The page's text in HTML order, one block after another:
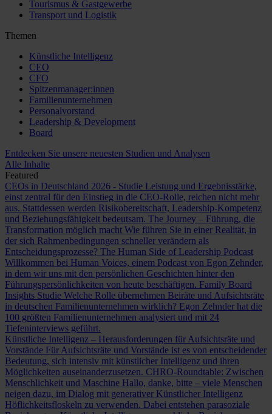
Tourismus & Gastgewerbe
Transport und Logistik
Themen
Künstliche Intelligenz
CEO
CFO
Spitzenmanager:innen
Familienunternehmen
Personalvorstand
Leadership & Development
Board
Entdecken Sie unsere neuesten Studien und Analysen
Alle Inhalte
Featured
CEOs in Deutschland 2026 - Studie Leistung und Ergebnisstärke,
einst zentral für den Einstieg in die CEO-Rolle, reichen nicht mehr
aus. Stattdessen werden Risikobereitschaft, Leadership-Kompetenz
und Beziehungsfähigkeit bedeutsam. The Journey – Führung, die
Transformation möglich macht Wie führen Sie in einer Realität, in
der sich Rahmenbedingungen schneller verändern als
Entscheidungsprozesse? The Human Side of Leadership Podcast
Willkommen bei Human Voices, einem Podcast von Egon Zehnder,
in dem wir uns mit den persönlichen Geschichten hinter den
Führungspersönlichkeiten von heute beschäftigen. Family Board
Insights Studie Welche Rolle übernehmen Beiräte und Aufsichtsräte
in deutschen Familienunternehmen wirklich? Egon Zehnder hat die
100 größten Familienunternehmen analysiert und mit 24
Tiefeninterviews geführt.
Künstliche Intelligenz – Herausforderungen für Aufsichtsräte und
Vorstände Für Aufsichtsräte und Vorstände ist es von entscheidender
Bedeutung, sich intensiv mit künstlicher Intelligenz und ihren
Möglichkeiten auseinanderzusetzen. CHRO-Roundtable: Zwischen
Menschlichkeit und Maschine Hallo, danke, bitte – viele Menschen
neigen dazu, im Dialog mit generativer Künstlicher Intelligenz
Höflichkeitsfloskeln zu verwenden. Dabei entstehen parasoziale